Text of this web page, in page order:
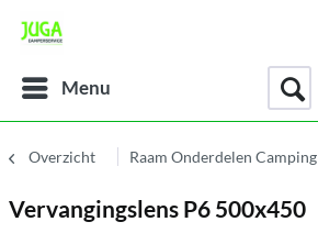
Menu
Overzicht Raam Onderdelen Camping
Vervangingslens P6 500x450